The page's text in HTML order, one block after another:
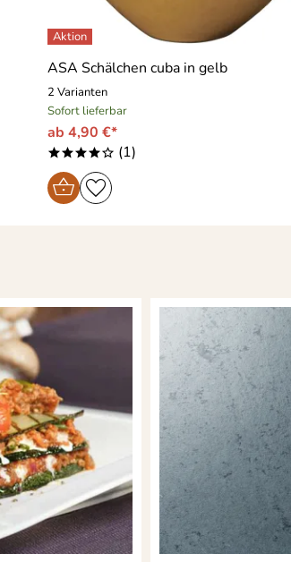
ASA Schälchen cuba in gelb
2 Varianten
Sofort lieferbar
ab 4,90 €*
****o (1)